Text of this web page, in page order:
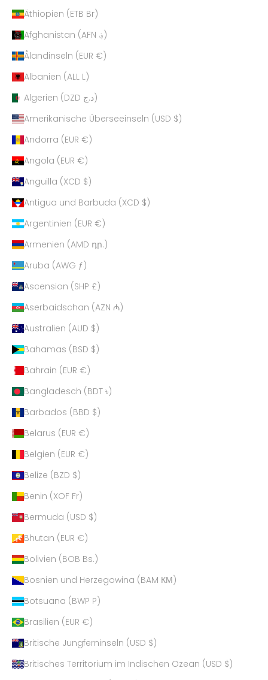
Äthiopien (ETB Br)
Afghanistan (AFN ؋)
Ålandinseln (EUR €)
Albanien (ALL L)
Algerien (DZD د.ج)
Amerikanische Überseeinseln (USD $)
Andorra (EUR €)
Angola (EUR €)
Anguilla (XCD $)
Antigua und Barbuda (XCD $)
Argentinien (EUR €)
Armenien (AMD դր.)
Aruba (AWG ƒ)
Ascension (SHP £)
Aserbaidschan (AZN ₼)
Australien (AUD $)
Bahamas (BSD $)
Bahrain (EUR €)
Bangladesch (BDT ৳)
Barbados (BBD $)
Belarus (EUR €)
Belgien (EUR €)
Belize (BZD $)
Benin (XOF Fr)
Bermuda (USD $)
Bhutan (EUR €)
Bolivien (BOB Bs.)
Bosnien und Herzegowina (BAM КМ)
Botsuana (BWP P)
Brasilien (EUR €)
Britische Jungferninseln (USD $)
Britisches Territorium im Indischen Ozean (USD $)